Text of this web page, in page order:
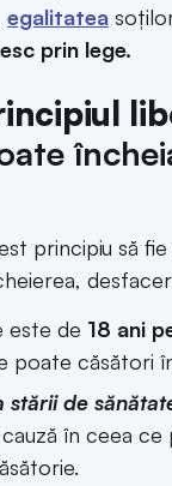
egalitatea
prin lege.
principiu să
este de 18 ani
poate căsători
de
în ceea